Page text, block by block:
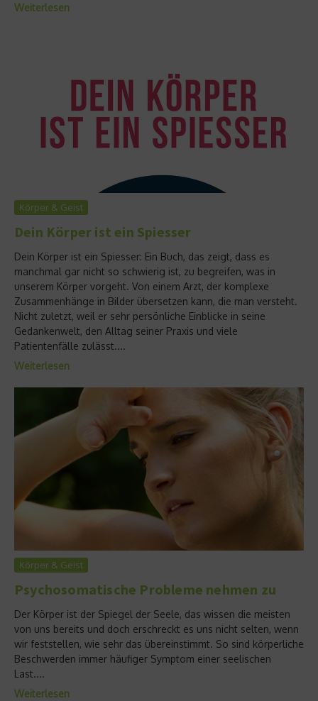
Weiterlesen
Körper & Geist
Dein Körper ist ein Spiesser
Dein Körper ist ein Spiesser: Ein Buch, das zeigt, dass es
manchmal gar nicht so schwierig ist, zu begreifen, was in
unserem Körper vorgeht. Von einem Arzt, der komplexe
Zusammenhänge in Bilder übersetzen kann, die man versteht.
Nicht zuletzt, weil er sehr persönliche Einblicke in seine
Gedankenwelt, den Alltag seiner Praxis und viele
Patientenfälle zulässt....
Weiterlesen
Körper & Geist
Psychosomatische Probleme nehmen zu
Der Körper ist der Spiegel der Seele, das wissen die meisten
von uns bereits und doch erschreckt es uns nicht selten, wenn
wir feststellen, wie sehr das übereinstimmt. So sind körperliche
Beschwerden immer häufiger Symptom einer seelischen
Last....
Weiterlesen